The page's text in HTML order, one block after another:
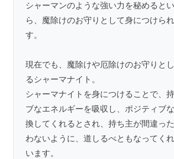
シャーマンのような強い力を秘めると
ら、魔除けのお守りとして身につけら
す。
現在でも、魔除けや厄除けのお守りと
るシャーマナイト。
シャーマナイトを身につけることで、
ブなエネルギーを吸収し、ポジティブ
換してくれるとされ、持ち主が間違っ
わないように、道しるべともなってく
います。